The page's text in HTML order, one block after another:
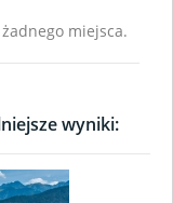
miejsca.
wyniki: